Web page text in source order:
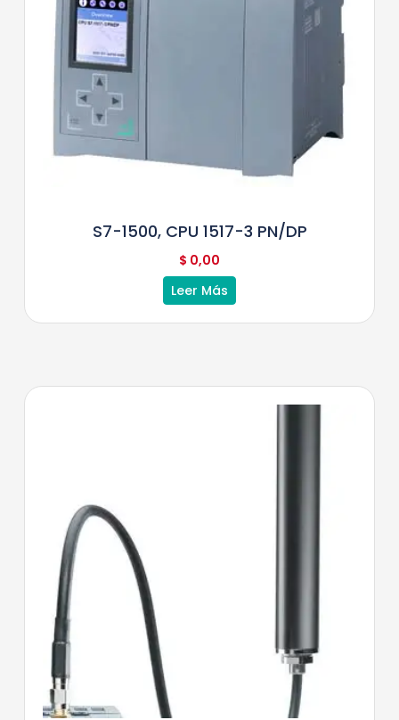
S7-1500, CPU 1517-3 PN/DP
$ 0,00
Leer Más